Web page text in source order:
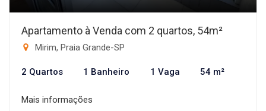
Apartamento à Venda com 2 quartos, 54m²
Mirim, Praia Grande-SP
2 Quartos 1 Banheiro 1 Vaga 54 m²
Mais informações